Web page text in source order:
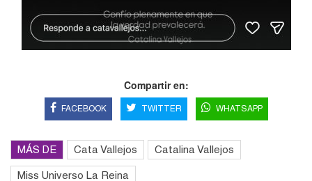
Compartir en:
FACEBOOK TWITTER WHATSAPP
MÁS DE Cata Vallejos Catalina Vallejos
Miss Universo La Reina